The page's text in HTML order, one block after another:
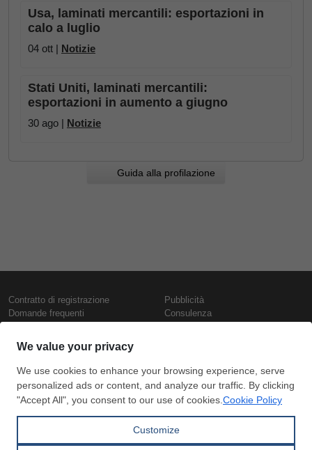
Usa, laminati mercantili: esportazioni in
calo a luglio
04 ott | Notizie
Stati Uniti, laminati mercantili:
esportazioni in aumento a giugno
30 ago | Notizie
Guida alla profilazione
Contratto di registrazione
Domande frequenti
Presentazione
Contattaci
Termini di utilizzo
Politica di riservatezza
Pubblicità
Consulenza
Prezzi e indici
Prezzi giornalieri rottame
Marketplace Inc.
Tutti i diritti riservati